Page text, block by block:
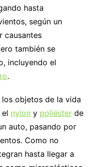
hasta
según un
causantes
también se
incluyendo el
.
objetos de la vida
nylon y poliésterde
auto, pasando por
Como no
hasta llegar a